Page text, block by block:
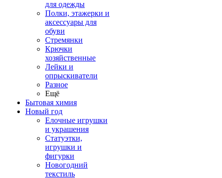
для одежды
Полки, этажерки и
аксессуары для
обуви
Стремянки
Крючки
хозяйственные
Лейки и
опрыскиватели
Разное
Ещё
Бытовая химия
Новый год
Елочные игрушки
и украшения
Статуэтки,
игрушки и
фигурки
Новогодний
текстиль